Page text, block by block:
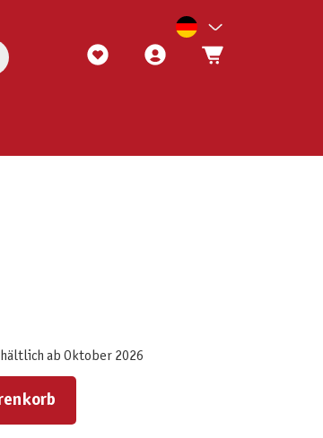
ab Oktober 2026
die Schaltflächen um die Anzahl zu erhöhen oder zu reduzieren.